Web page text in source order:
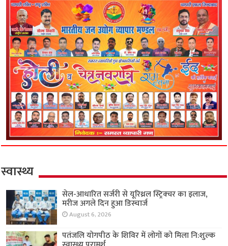
स्वास्थ्य
सेल-आधारित सर्जरी से यूरिथ्रल स्ट्रिक्चर का इलाज,
मरीज अगले दिन हुआ डिस्चार्ज
August 6, 2026
पतंजलि योगपीठ के शिविर में लोगों को मिला नि:शुल्क